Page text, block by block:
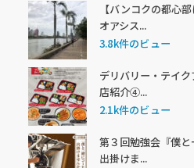
【バンコクの都心
オアシス...
3.8k件のビュー
デリバリー・テイ
店紹介④...
2.1k件のビュー
第３回勉強会『僕
出掛けま...